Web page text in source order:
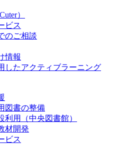
）
ビス
のご相談
情報
したアクティブラーニング
図書の整備
利用（中央図書館）
材開発
ビス